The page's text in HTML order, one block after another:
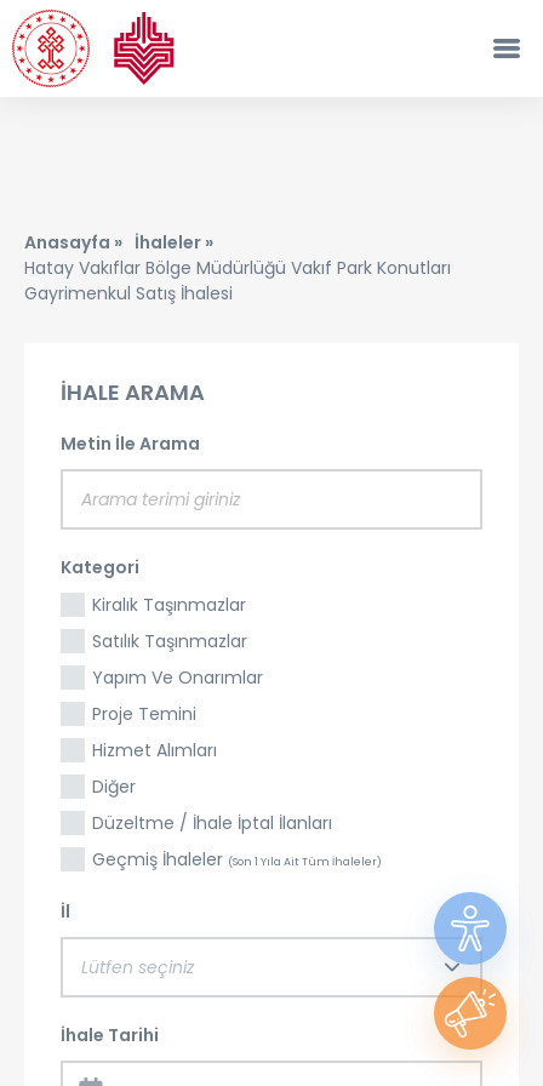
Anasayfa » İhaleler »
Hatay Vakıflar Bölge Müdürlüğü Vakıf Park Konutları
Gayrimenkul Satış İhalesi
İHALE ARAMA
Metin İle Arama
Kategori
Kiralık Taşınmazlar
Satılık Taşınmazlar
Yapım Ve Onarımlar
Proje Temini
Hizmet Alımları
Diğer
Düzeltme / İhale İptal İlanları
Geçmiş İhaleler (Son 1 Yıla Ait Tüm İhaleler)
İl
Lütfen seçiniz
İhale Tarihi